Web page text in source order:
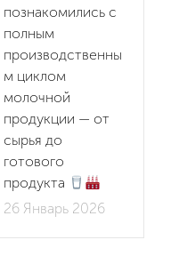
познакомились с
полным
производственны
м циклом
молочной
продукции — от
сырья до
готового
продукта
26 Январь 2026